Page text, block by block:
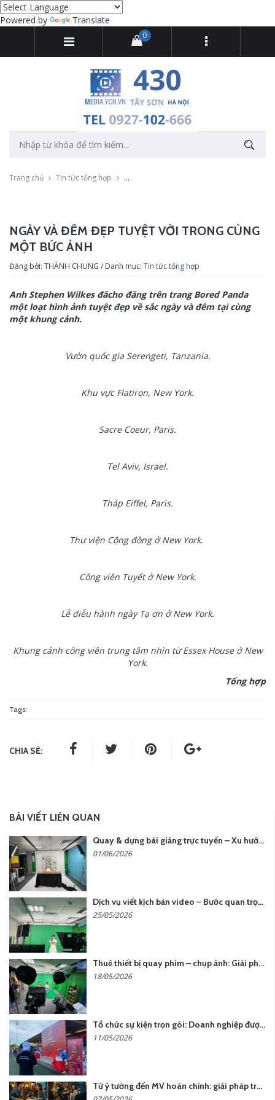
Powered by Translate
0
Trang chủ Tin tức tổng hợp Ngày và đêm đẹp tuyệt vời trong cùng một
NGÀY VÀ ĐÊM ĐẸP TUYỆT VỜI TRONG CÙNG
MỘT BỨC ẢNH
Đăng bởi: THÀNH CHUNG / Danh mục: Tin tức tổng hợp
Anh Stephen Wilkes đãcho đăng trên trang Bored Panda
một loạt hình ảnh tuyệt đẹp về sắc ngày và đêm tại cùng
một khung cảnh.
Vườn quốc gia Serengeti, Tanzania.
Khu vực Flatiron, New York.
Sacre Coeur, Paris.
Tel Aviv, Israel.
Tháp Eiffel, Paris.
Thư viện Cộng đồng ở New York.
Công viên Tuyết ở New York.
Lễ diễu hành ngày Tạ ơn ở New York.
Khung cảnh công viên trung tâm nhìn từ Essex House ở New
York.
Tổng hợp
Tags:
CHIA SẺ:
BÀI VIẾT LIÊN QUAN
Quay & dựng bài giảng trực tuyến – Xu hướng đào tạo thời đại số
01/06/2026
Dịch vụ viết kịch bản video – Bước quan trọng quyết định thành công nội dung
25/05/2026
Thuê thiết bị quay phim – chụp ảnh: Giải pháp tối ưu chi phí cho doanh nghiệp
18/05/2026
Tổ chức sự kiện trọn gói: Doanh nghiệp được gì khi chọn đơn vị chuyên nghiệp?
11/05/2026
Từ ý tưởng đến MV hoàn chỉnh: giải pháp trọn gói tại YCN Media